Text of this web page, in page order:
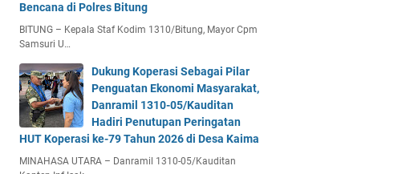
Bencana di Polres Bitung
BITUNG – Kepala Staf Kodim 1310/Bitung, Mayor Cpm
Samsuri U…
Dukung Koperasi Sebagai Pilar
Penguatan Ekonomi Masyarakat,
Danramil 1310-05/Kauditan
Hadiri Penutupan Peringatan
HUT Koperasi ke-79 Tahun 2026 di Desa Kaima
MINAHASA UTARA – Danramil 1310-05/Kauditan